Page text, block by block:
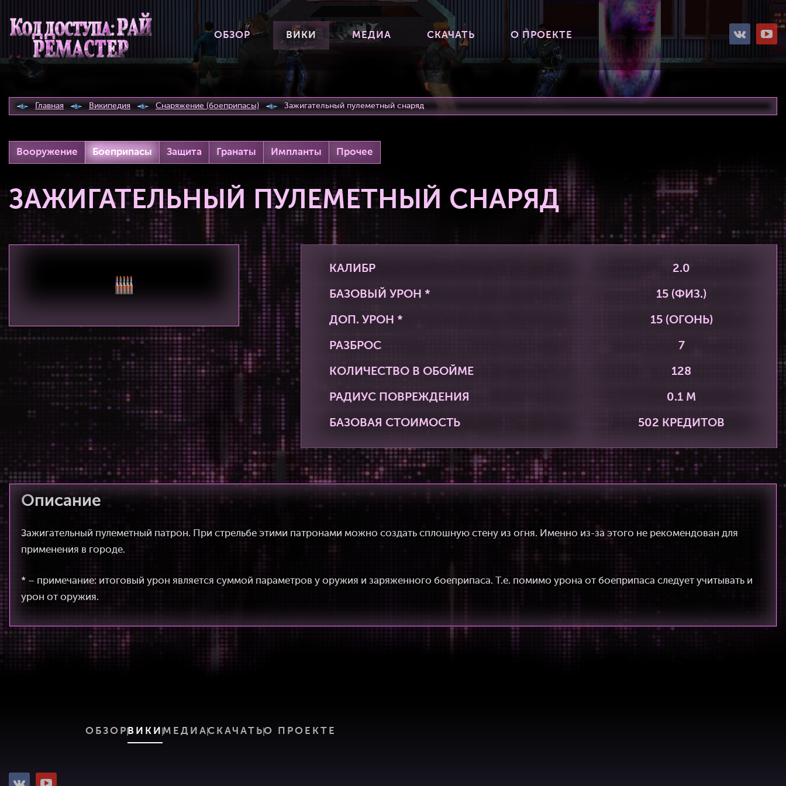
ОБЗОР ВИКИ МЕДИА СКАЧАТЬ О ПРОЕКТЕ
Главная Википедия Снаряжение (боеприпасы) Зажигательный пулеметный снаряд
Вооружение Боеприпасы Защита Гранаты Импланты Прочее
ЗАЖИГАТЕЛЬНЫЙ ПУЛЕМЕТНЫЙ СНАРЯД
КАЛИБР 2.0
БАЗОВЫЙ УРОН * 15 (ФИЗ.)
ДОП. УРОН * 15 (ОГОНЬ)
РАЗБРОС 7
КОЛИЧЕСТВО В ОБОЙМЕ 128
РАДИУС ПОВРЕЖДЕНИЯ 0.1 М
БАЗОВАЯ СТОИМОСТЬ 502 КРЕДИТОВ
Описание
Зажигательный пулеметный патрон. При стрельбе этими патронами можно создать сплошную стену из огня. Именно из-за этого не рекомендован для
применения в городе.
* – примечание: итоговый урон является суммой параметров у оружия и заряженного боеприпаса. Т.е. помимо урона от боеприпаса следует учитывать и
урон от оружия.
ОБЗОР ВИКИ МЕДИА СКАЧАТЬ О ПРОЕКТЕ